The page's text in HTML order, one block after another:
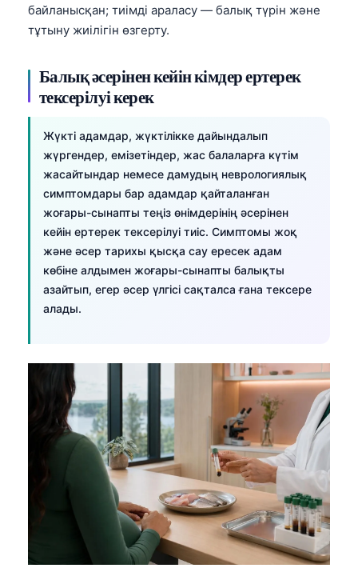
байланысқан; тиімді араласу — балық түрін және
тұтыну жиілігін өзгерту.
Балық әсерінен кейін кімдер ертерек
тексерілуі керек
Жүкті адамдар, жүктілікке дайындалып
жүргендер, емізетіндер, жас балаларға күтім
жасайтындар немесе дамудың неврологиялық
симптомдары бар адамдар қайталанған
жоғары-сынапты теңіз өнімдерінің әсерінен
кейін ертерек тексерілуі тиіс. Симптомы жоқ
және әсер тарихы қысқа сау ересек адам
көбіне алдымен жоғары-сынапты балықты
азайтып, егер әсер үлгісі сақталса ғана тексере
алады.